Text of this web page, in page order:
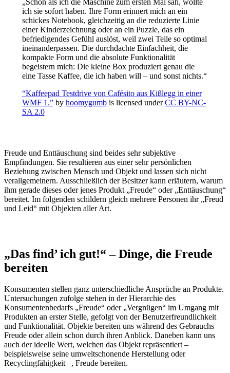
ich sie sofort haben. Ihre Form erinnert mich an ein
schickes Notebook, gleichzeitig an die reduzierte Linie
einer Kinderzeichnung oder an ein Puzzle, das ein
befriedigendes Gefühl auslöst, weil zwei Teile so optimal
ineinanderpassen. Die durchdachte Einfachheit, die
kompakte Form und die absolute Funktionalität
begeistern mich: Die kleine Box produziert genau die
eine Tasse Kaffee, die ich haben will – und sonst nichts.“
“Kaffeepad Testdrive von Cafésito aus Kißlegg in einer
WMF 1.”by hoomygumbis licensed underCC BY-NC-
SA 2.0
Freude und Enttäuschung sind beides sehr subjektive
Empfindungen. Sie resultieren aus einer sehr persönlichen
Beziehung zwischen Mensch und Objekt und lassen sich nicht
verallgemeinern. Ausschließlich der Besitzer kann erläutern, warum
ihm gerade dieses oder jenes Produkt „Freude“ oder „Enttäuschung“
bereitet. Im folgenden schildern gleich mehrere Personen ihr „Freud
und Leid“ mit Objekten aller Art.
„Das find’ ich gut!“ – Dinge, die Freude
bereiten
Konsumenten stellen ganz unterschiedliche Ansprüche an Produkte.
Untersuchungen zufolge stehen in der Hierarchie des
Konsumentenbedarfs „Freude“ oder „Vergnügen“ im Umgang mit
Produkten an erster Stelle, gefolgt von der Benutzerfreundlichkeit
und Funktionalität. Objekte bereiten uns während des Gebrauchs
Freude oder allein schon durch ihren Anblick. Daneben kann uns
auch der ideelle Wert, welchen das Objekt repräsentiert –
beispielsweise seine umweltschonende Herstellung oder
Recyclingfähigkeit –, Freude bereiten.